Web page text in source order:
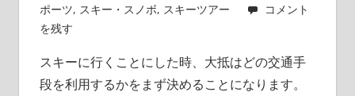
ポーツ, スキー・スノボ, スキーツアー
コメント
を残す
スキーに行くことにした時、大抵はどの交通手
段を利用するかをまず決めることになります。